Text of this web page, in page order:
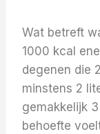
Wat betreft
1000 kcal
degenen die
minstens 2
gemakkelijk
behoefte